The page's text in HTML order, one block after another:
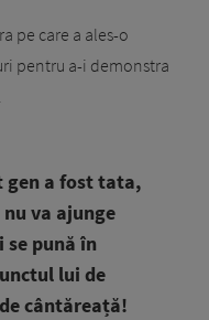
pe care a ales-o
pentru a-i demonstra
gen a fost tata,
va ajunge
pună în
lui de
cântăreață!